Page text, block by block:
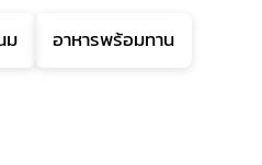
ม
อาหารพร้อมทาน